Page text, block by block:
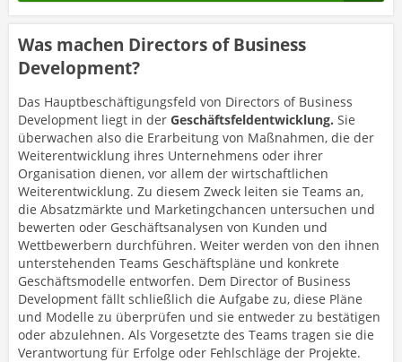
Was machen Directors of Business
Development?
Das Hauptbeschäftigungsfeld von Directors of Business
Development liegt in der Geschäftsfeldentwicklung. Sie
überwachen also die Erarbeitung von Maßnahmen, die der
Weiterentwicklung ihres Unternehmens oder ihrer
Organisation dienen, vor allem der wirtschaftlichen
Weiterentwicklung. Zu diesem Zweck leiten sie Teams an,
die Absatzmärkte und Marketingchancen untersuchen und
bewerten oder Geschäftsanalysen von Kunden und
Wettbewerbern durchführen. Weiter werden von den ihnen
unterstehenden Teams Geschäftspläne und konkrete
Geschäftsmodelle entworfen. Dem Director of Business
Development fällt schließlich die Aufgabe zu, diese Pläne
und Modelle zu überprüfen und sie entweder zu bestätigen
oder abzulehnen. Als Vorgesetzte des Teams tragen sie die
Verantwortung für Erfolge oder Fehlschläge der Projekte.